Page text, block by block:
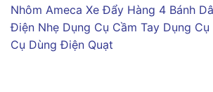
Nhôm Ameca Xe Đẩy Hàng 4 Bánh
Điện Nhẹ Dụng Cụ Cầm Tay Dụng Cụ
Cụ Dùng Điện Quạt